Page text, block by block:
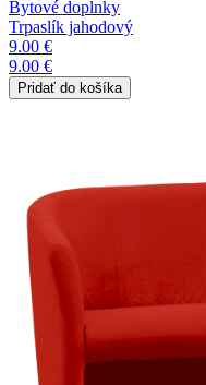
Bytové doplnky
Trpaslík jahodový
9.00 €
9.00 €